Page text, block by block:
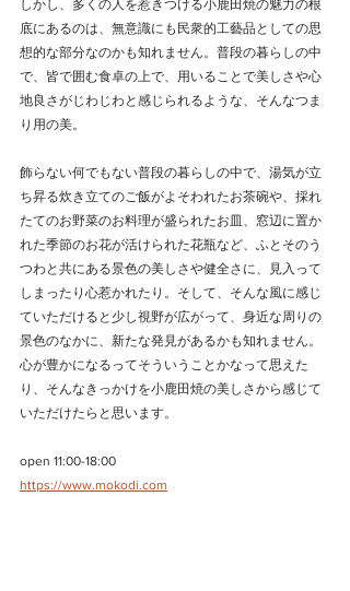
しかし、多くの人を惹きつける小鹿田焼の魅力の根
底にあるのは、無意識にも民衆的工藝品としての思
想的な部分なのかも知れません。普段の暮らしの中
で、皆で囲む食卓の上で、用いることで美しさや心
地良さがじわじわと感じられるような、そんなつま
り用の美。
飾らない何でもない普段の暮らしの中で、湯気が立
ち昇る炊き立てのご飯がよそわれたお茶碗や、採れ
たてのお野菜のお料理が盛られたお皿、窓辺に置か
れた季節のお花が活けられた花瓶など、ふとそのう
つわと共にある景色の美しさや健全さに、見入って
しまったり心惹かれたり。そして、そんな風に感じ
ていただけると少し視野が広がって、身近な周りの
景色のなかに、新たな発見があるかも知れません。
心が豊かになるってそういうことかなって思えた
り、そんなきっかけを小鹿田焼の美しさから感じて
いただけたらと思います。
open 11:00-18:00
https://www.mokodi.com